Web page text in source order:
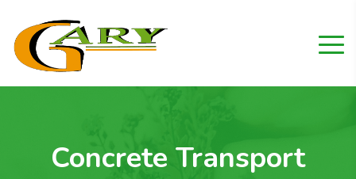
Concrete Transport